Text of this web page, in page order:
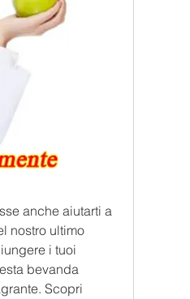
anche aiutarti a
nostro ultimo
i tuoi
bevanda
Scopri